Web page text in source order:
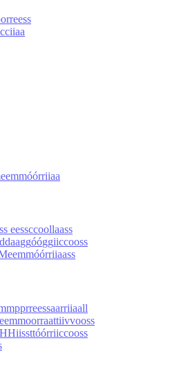
orreess
cciiaa
eemmóórriiaa
ss eessccoollaass
ddaaggóóggiiccooss
eemmóórriiaass
mpprreessaarriiaall
eemmoorraattiivvooss
HHiissttóórriiccooss